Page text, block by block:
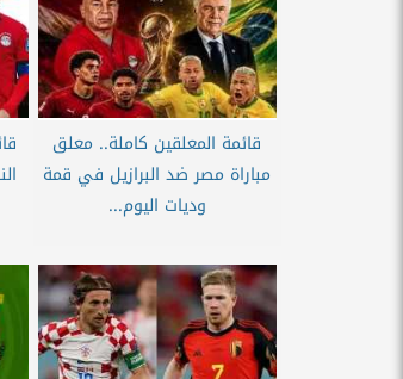
قائمة المعلقين كاملة.. معلق
مباراة مصر ضد البرازيل في قمة
وديات اليوم...